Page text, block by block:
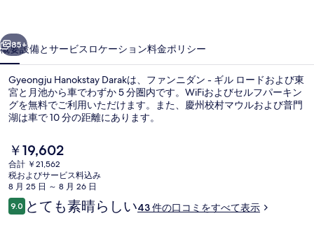
ャ
ラ
リ
ー
85+
概要設備とサービス ロケーション料金ポリシー
Gyeongju Hanokstay Darakは、ファンニダン - ギル ロードおよび東
宮と月池から車でわずか 5 分圏内です。WiFiおよびセルフパーキン
グを無料でご利用いただけます。また、慶州校村マウルおよび普門
湖は車で 10 分の距離にあります。
現
在
の
料
金
は
￥19,602
合計 ￥21,562
税およびサービス料込み
8 月 25 日 ～ 8 月 26 日
口
コ
9.010段階中9.0
とても素晴らしい43 件の口コミをすべて表示